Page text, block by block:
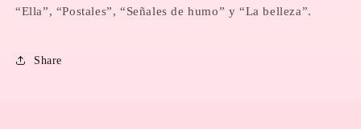
“Ella”, “Postales”, “Señales de humo” y “La belleza”.
Share